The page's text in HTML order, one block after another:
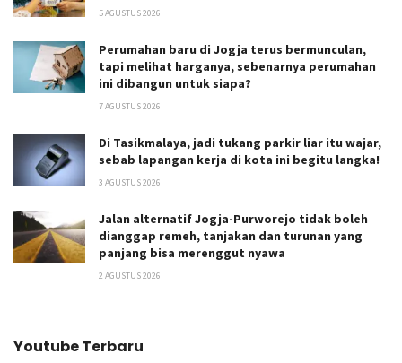
5 AGUSTUS 2026
Perumahan baru di Jogja terus bermunculan,
tapi melihat harganya, sebenarnya perumahan
ini dibangun untuk siapa?
7 AGUSTUS 2026
Di Tasikmalaya, jadi tukang parkir liar itu wajar,
sebab lapangan kerja di kota ini begitu langka!
3 AGUSTUS 2026
Jalan alternatif Jogja-Purworejo tidak boleh
dianggap remeh, tanjakan dan turunan yang
panjang bisa merenggut nyawa
2 AGUSTUS 2026
Youtube Terbaru